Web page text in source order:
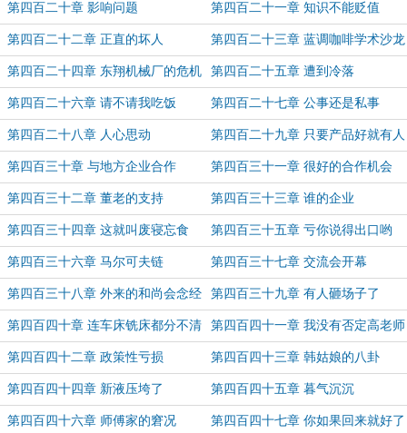
第四百二十章 影响问题 第四百二十一章 知识不能贬值
第四百二十二章 正直的坏人 第四百二十三章 蓝调咖啡学术沙龙
第四百二十四章 东翔机械厂的危机 第四百二十五章 遭到冷落
第四百二十六章 请不请我吃饭 第四百二十七章 公事还是私事
第四百二十八章 人心思动 第四百二十九章 只要产品好就有人
掏钱
第四百三十章 与地方企业合作 第四百三十一章 很好的合作机会
第四百三十二章 董老的支持 第四百三十三章 谁的企业
第四百三十四章 这就叫废寝忘食 第四百三十五章 亏你说得出口哟
第四百三十六章 马尔可夫链 第四百三十七章 交流会开幕
第四百三十八章 外来的和尚会念经 第四百三十九章 有人砸场子了
第四百四十章 连车床铣床都分不清 第四百四十一章 我没有否定高老师
的观点
第四百四十二章 政策性亏损 第四百四十三章 韩姑娘的八卦
第四百四十四章 新液压垮了 第四百四十五章 暮气沉沉
第四百四十六章 师傅家的窘况 第四百四十七章 你如果回来就好了